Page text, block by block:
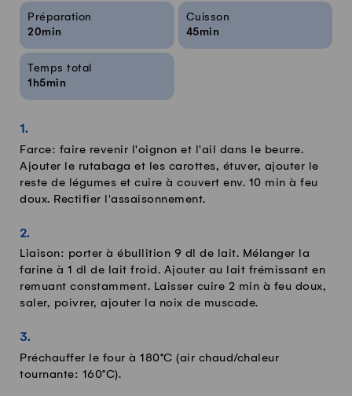
Infos sur la recette
Préparation
20min
Cuisson
45min
Temps total
1h5min
Farce: faire revenir l'oignon et l'ail dans le beurre.
Ajouter le rutabaga et les carottes, étuver, ajouter le
reste de légumes et cuire à couvert env. 10 min à feu
doux. Rectifier l'assaisonnement.
Liaison: porter à ébullition 9 dl de lait. Mélanger la
farine à 1 dl de lait froid. Ajouter au lait frémissant en
remuant constamment. Laisser cuire 2 min à feu doux,
saler, poivrer, ajouter la noix de muscade.
Préchauffer le four à 180°C (air chaud/chaleur
tournante: 160°C).